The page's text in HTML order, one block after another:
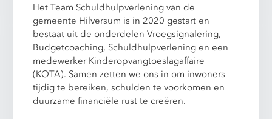
Het Team Schuldhulpverlening van de
gemeente Hilversum is in 2020 gestart en
bestaat uit de onderdelen Vroegsignalering,
Budgetcoaching, Schuldhulpverlening en een
medewerker Kinderopvangtoeslagaffaire
(KOTA). Samen zetten we ons in om inwoners
tijdig te bereiken, schulden te voorkomen en
duurzame financiële rust te creëren.